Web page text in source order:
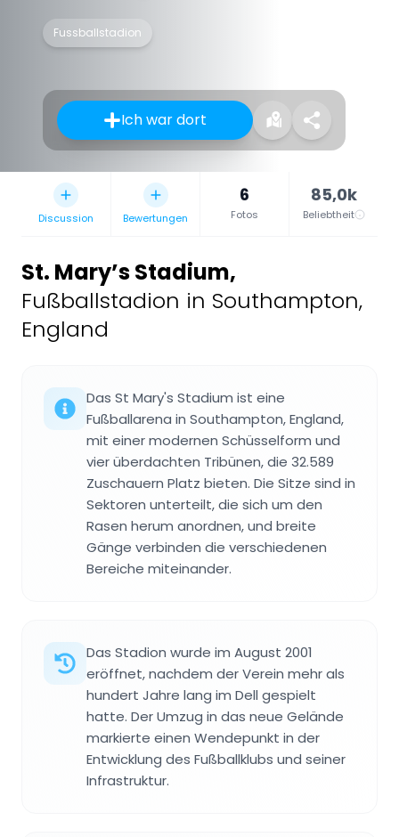
Fussballstadion
Ich war dort
Discussion Bewertungen
6
Fotos
85,0k
Beliebtheit
St. Mary’s Stadium,
Fußballstadion in Southampton,
England
Das St Mary's Stadium ist eine
Fußballarena in Southampton, England,
mit einer modernen Schüsselform und
vier überdachten Tribünen, die 32.589
Zuschauern Platz bieten. Die Sitze sind in
Sektoren unterteilt, die sich um den
Rasen herum anordnen, und breite
Gänge verbinden die verschiedenen
Bereiche miteinander.
Das Stadion wurde im August 2001
eröffnet, nachdem der Verein mehr als
hundert Jahre lang im Dell gespielt
hatte. Der Umzug in das neue Gelände
markierte einen Wendepunkt in der
Entwicklung des Fußballklubs und seiner
Infrastruktur.